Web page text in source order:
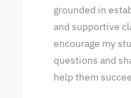
grounded in
and supportive
encourage my
questions and
help them